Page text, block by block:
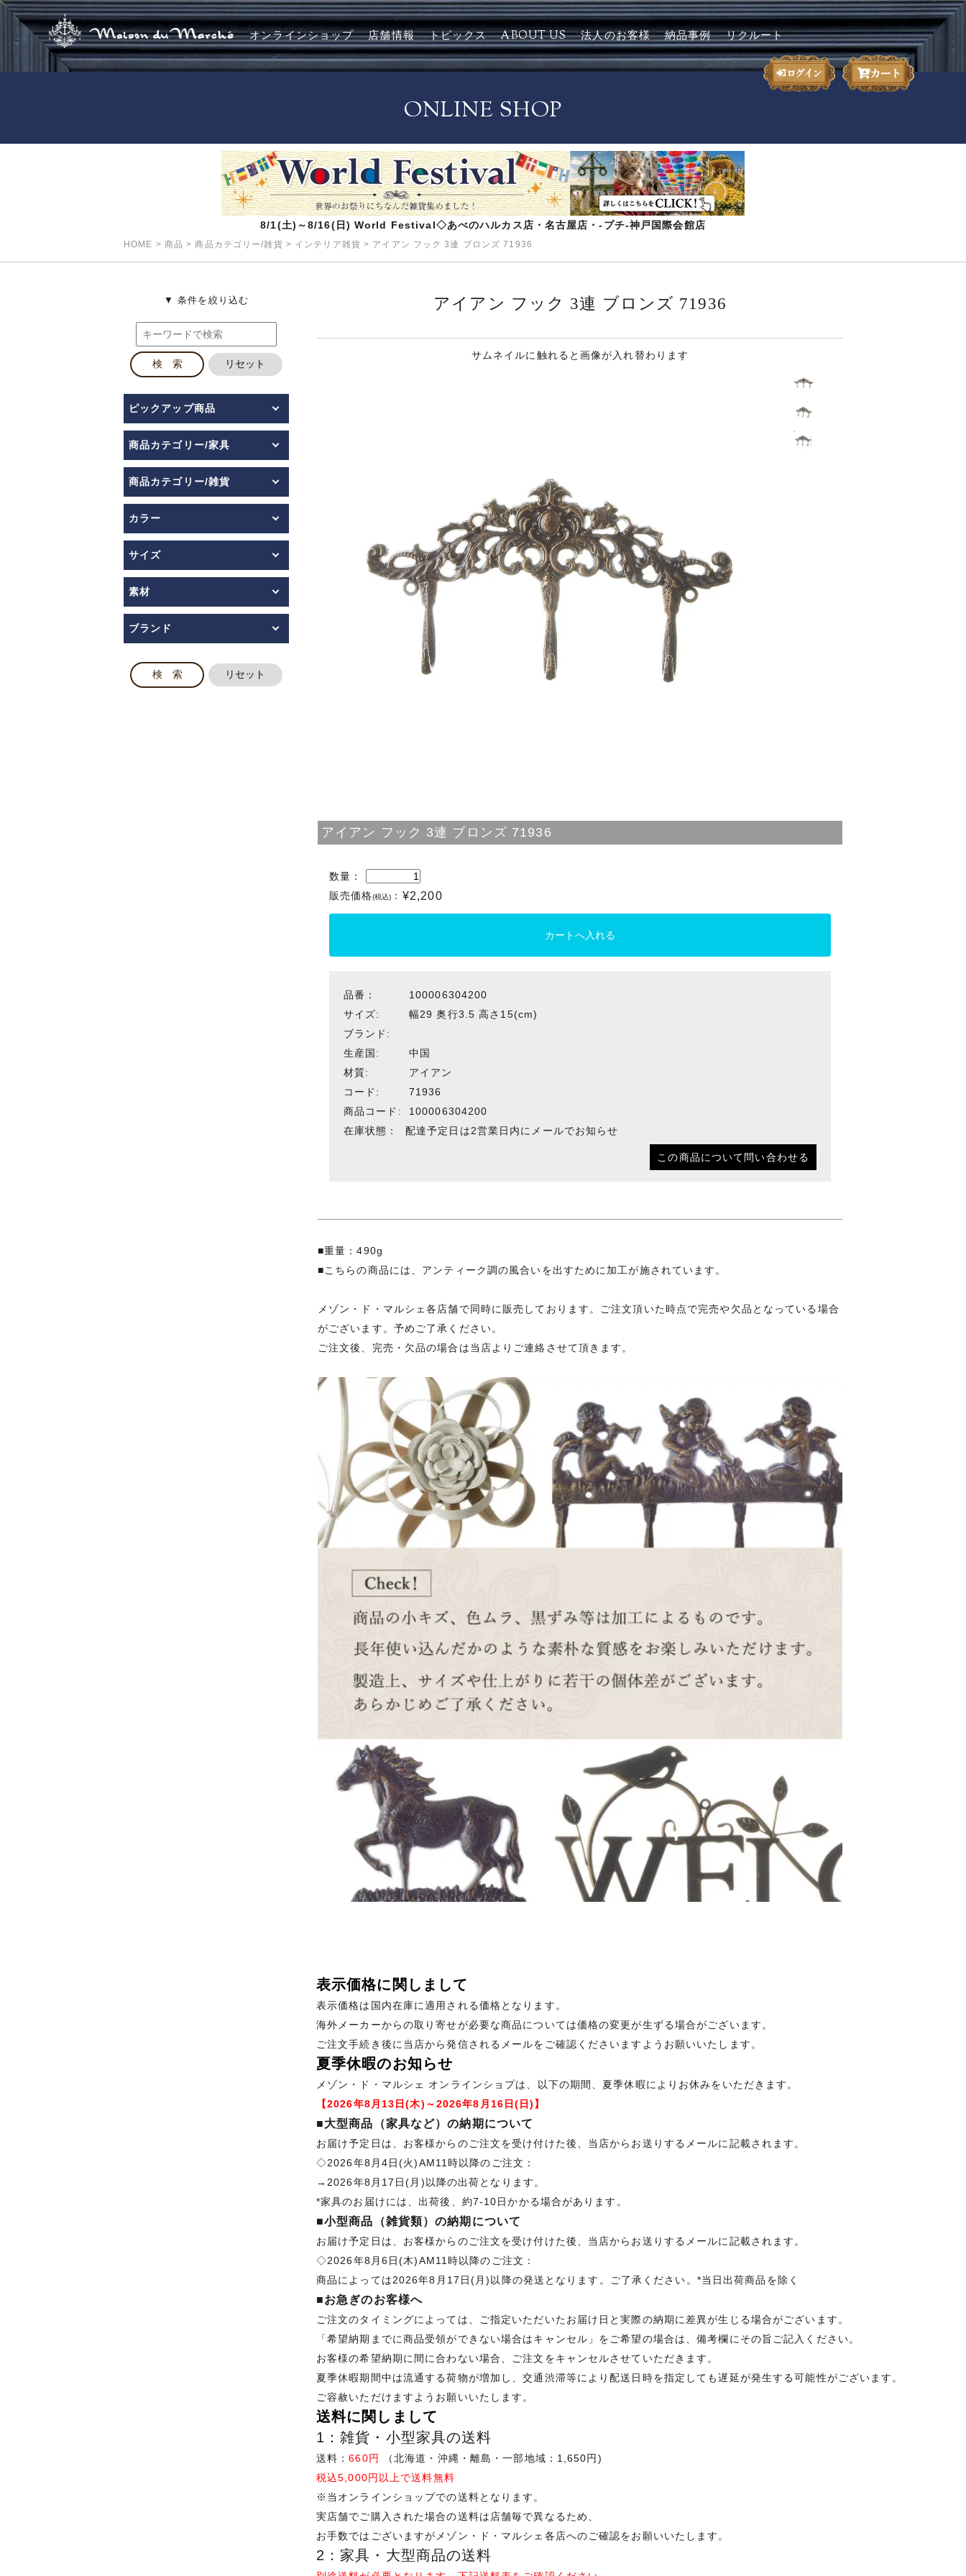
オンラインショップ 店舗情報 トピックス ABOUT US 法人のお客様 納品事例 リクルート
ONLINE SHOP
8/1(土)～8/16(日) World Festival◇あべのハルカス店・名古屋店・-プチ-神戸国際会館店
HOME > 商品 >商品カテゴリー/雑貨 > インテリア雑貨 > アイアン フック 3連 ブロンズ 71936
ピックアップ商品
商品カテゴリー/家具
商品カテゴリー/雑貨
カラー
サイズ
素材
ブランド
アイアン フック 3連 ブロンズ 71936
サムネイルに触れると画像が入れ替わります
アイアン フック 3連 ブロンズ 71936
数量：
販売価格(税込) ： ¥2,200
品番：
100006304200
サイズ:
幅29 奥行3.5 高さ15(cm)
ブランド:
生産国:
中国
材質:
アイアン
コード:
71936
商品コード:
100006304200
在庫状態：
配達予定日は2営業日内にメールでお知らせ
この商品について問い合わせる
■重量：490g
■こちらの商品には、アンティーク調の風合いを出すために加工が施されています。
メゾン・ド・マルシェ各店舗で同時に販売しております。ご注文頂いた時点で完売や欠品となっている場合
がございます。予めご了承ください。
ご注文後、完売・欠品の場合は当店よりご連絡させて頂きます。
表示価格に関しまして
表示価格は国内在庫に適用される価格となります。
海外メーカーからの取り寄せが必要な商品については価格の変更が生ずる場合がございます。
ご注文手続き後に当店から発信されるメールをご確認くださいますようお願いいたします。
夏季休暇のお知らせ
メゾン・ド・マルシェ オンラインショプは、以下の期間、夏季休暇によりお休みをいただきます。
【2026年8月13日(木)～2026年8月16日(日)】
■大型商品（家具など）の納期について
お届け予定日は、お客様からのご注文を受け付けた後、当店からお送りするメールに記載されます。
◇2026年8月4日(火)AM11時以降のご注文：
→2026年8月17日(月)以降の出荷となります。
*家具のお届けには、出荷後、約7-10日かかる場合があります。
■小型商品（雑貨類）の納期について
お届け予定日は、お客様からのご注文を受け付けた後、当店からお送りするメールに記載されます。
◇2026年8月6日(木)AM11時以降のご注文：
商品によっては2026年8月17日(月)以降の発送となります。ご了承ください。*当日出荷商品を除く
■お急ぎのお客様へ
ご注文のタイミングによっては、ご指定いただいたお届け日と実際の納期に差異が生じる場合がございます。
「希望納期までに商品受領ができない場合はキャンセル」をご希望の場合は、備考欄にその旨ご記入ください。
お客様の希望納期に間に合わない場合、ご注文をキャンセルさせていただきます。
夏季休暇期間中は流通する荷物が増加し、交通渋滞等により配送日時を指定しても遅延が発生する可能性がございます。
ご容赦いただけますようお願いいたします。
送料に関しまして
1：雑貨・小型家具の送料
送料：660円
（北海道・沖縄・離島・一部地域：1,650円)
税込5,000円以上で送料無料
※当オンラインショップでの送料となります。
実店舗でご購入された場合の送料は店舗毎で異なるため、
お手数ではございますがメゾン・ド・マルシェ各店へのご確認をお願いいたします。
2：家具・大型商品の送料